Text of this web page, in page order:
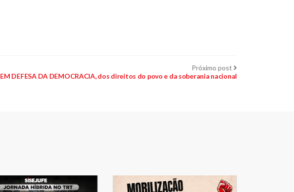
Próximo post Próximo
EM DEFESA DA DEMOCRACIA, dos direitos do povo e da soberania nacional